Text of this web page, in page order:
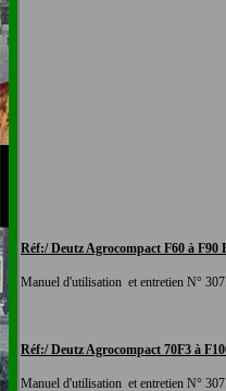
Réf:/ DeutzAgrocompact F60 à F90
Manuel d'utilisation et entretien N°
Réf:/ DeutzAgrocompact 70F3 à
Manuel d'utilisation et entretien N°